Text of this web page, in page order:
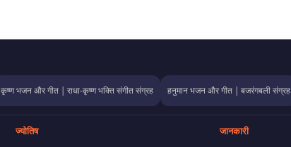
कृष्ण भजन और गीत | राधा-कृष्ण भक्ति संगीत संग्रह हनुमान भजन और गीत | बजरंगबली संग्रह
ज्योतिष जानकारी